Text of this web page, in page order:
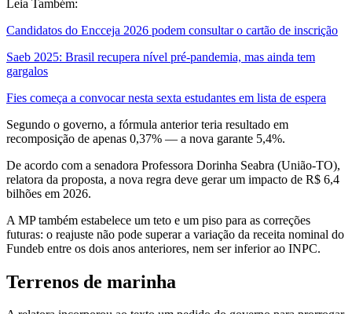
Leia Também:
Candidatos do Encceja 2026 podem consultar o cartão de inscrição
Saeb 2025: Brasil recupera nível pré-pandemia, mas ainda tem
gargalos
Fies começa a convocar nesta sexta estudantes em lista de espera
Segundo o governo, a fórmula anterior teria resultado em
recomposição de apenas 0,37% — a nova garante 5,4%.
De acordo com a senadora Professora Dorinha Seabra (União-TO),
relatora da proposta, a nova regra deve gerar um impacto de R$ 6,4
bilhões em 2026.
A MP também estabelece um teto e um piso para as correções
futuras: o reajuste não pode superar a variação da receita nominal do
Fundeb entre os dois anos anteriores, nem ser inferior ao INPC.
Terrenos de marinha